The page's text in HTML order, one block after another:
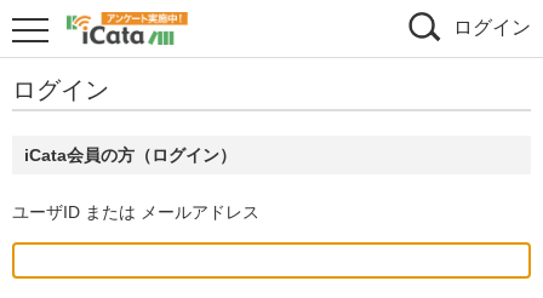
ログイン
ログイン
iCata会員の方（ログイン）
ユーザID または メールアドレス